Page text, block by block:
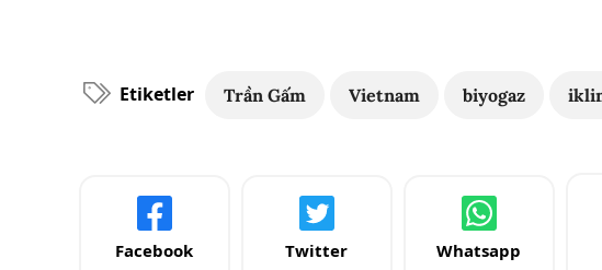
Etiketler Trần Gấm Vietnam biyogaz
Facebook Twitter Whatsapp